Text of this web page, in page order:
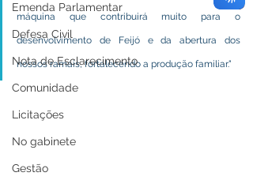
Emenda Parlamentar
Defesa Civil
Nota de Esclarecimento
Comunidade
Licitações
No gabinete
Gestão
máquina que contribuirá muito para o
desenvolvimento de Feijó e da abertura dos
nossos ramais, fortalecendo a produção familiar."